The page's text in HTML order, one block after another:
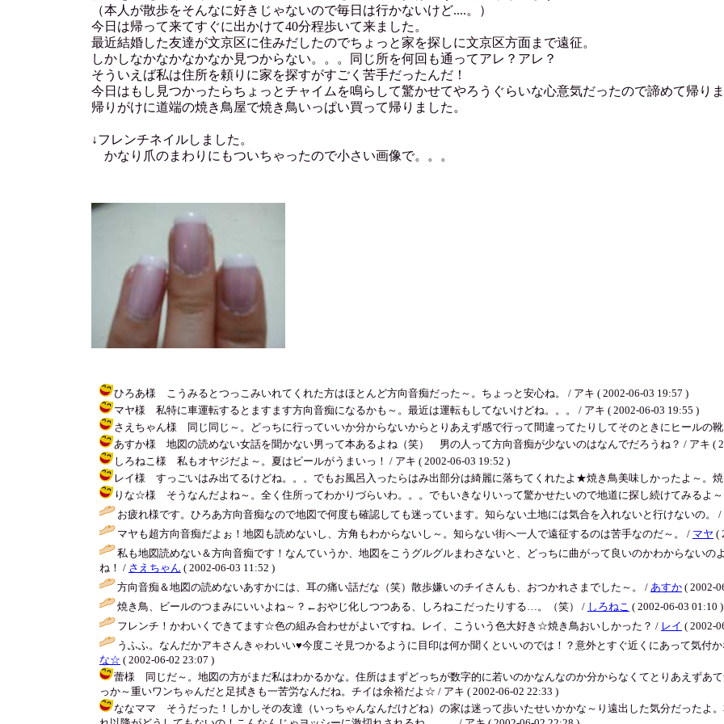
（本人が散歩をそんなに好きじゃないので毎日は行かないけど....。）
今日は帰って来てすぐに出かけて40分程歩いて来ました。
最近結婚した友達が文京区に住みだしたのでちょっと家を探しに文京区方面まで遠征。
しかしなかなかなかなか見つからない。。。同じ所を何回も通ってアレ？アレ？
そういえば私は住所を頼りに家を探すがすごく苦手だったんだ！
今日はもし見つかったらちょっとチャイムを鳴らして驚かせてやろうぐらいな心意気だったので諦めて帰り
帰りがけに道端の焼き鳥屋で焼き鳥いっぱい買って帰りました。
↓フレンチネイルしました。
かなり爪のまわりにもついちゃったので小さい画像で。。。
ひろあ様 こうみるとつっこみいれてくれた方はほとんど方向音痴だった～。ちょっと安心ね。 / アキ ( 2002-06-03 19:57 )
マヤ様 私特に車運転するとますます方向音痴になるかも～。最近は運転もしてないけどね。。。 / アキ ( 2002-06-03 19:55 )
さえちゃん様 同じ同じ～。どっちに行っていいか分からないからとりあえず感で行って間違ってたりしてそのときにヒールの
あすか様 地図の読めない女話を聞かない男って本あるよね（笑） 男の人って方向音痴が少ないのはなんでだろうね？ / アキ (
しろねこ様 私もオヤジだよ～。夏はビールがうまいっ！ / アキ ( 2002-06-03 19:52 )
レイ様 すっごいはみ出てるけどね。。。でもお風呂入ったらはみ出部分は綺麗に落ちてくれたよ★焼き鳥美味しかったよ～。
りな☆様 そうなんだよね～。全く住所ってわかりづらいわ。。。でもいきなりいって驚かせたいので地道に探し続けてみるよ～
お疲れ様です。ひろあ方向音痴なので地図で何度も確認しても迷っています。知らない土地には気合を入れないと行けないの。 /
マヤも超方向音痴だよぉ！地図も読めないし、方角もわからないし～。知らない街へ一人で遠征するのは苦手なのだ～。 / マヤ (
私も地図読めない＆方向音痴です！なんていうか、地図をこうグルグルまわさないと、どっちに曲がって良いのかわからない
ね！ / さえちゃん ( 2002-06-03 11:52 )
方向音痴＆地図の読めないあすかには、耳の痛い話だな（笑）散歩嫌いのチイさんも、おつかれさまでした～。 / あすか ( 2002-
焼き鳥、ビールのつまみにいいよね～？←おやじ化しつつある、しろねこだったりする…。（笑） / しろねこ ( 2002-06-03 01:10 )
フレンチ！かわいくできてます☆色の組み合わせがよいですね。レイ、こういう色大好き☆焼き鳥おいしかった？ / レイ ( 2002-
うふふ。なんだかアキさんきゃわいい♥今度こそ見つかるように目印は何か聞くといいのでは！？意外とすぐ近くにあって気付
な☆ ( 2002-06-02 23:07 )
蕾様 同じだ～。地図の方がまだ私はわかるかな。住所はまずどっちが数字的に若いのかなんなのか分からなくてとりあえずあ
っか～重いワンちゃんだと足拭きも一苦労なんだね。チイは余裕だよ☆ / アキ ( 2002-06-02 22:33 )
ななママ そうだった！しかしその友達（いっちゃんなんだけどね）の家は迷って歩いたせいかかな～り遠出した気分だったよ